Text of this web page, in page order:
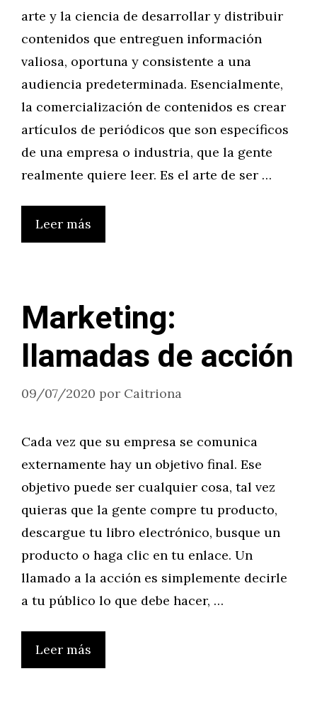
arte y la ciencia de desarrollar y distribuir
contenidos que entreguen información
valiosa, oportuna y consistente a una
audiencia predeterminada. Esencialmente,
la comercialización de contenidos es crear
artículos de periódicos que son específicos
de una empresa o industria, que la gente
realmente quiere leer. Es el arte de ser …
Leer más
Marketing:
llamadas de acción
09/07/2020 por Caitriona
Cada vez que su empresa se comunica
externamente hay un objetivo final. Ese
objetivo puede ser cualquier cosa, tal vez
quieras que la gente compre tu producto,
descargue tu libro electrónico, busque un
producto o haga clic en tu enlace. Un
llamado a la acción es simplemente decirle
a tu público lo que debe hacer, …
Leer más